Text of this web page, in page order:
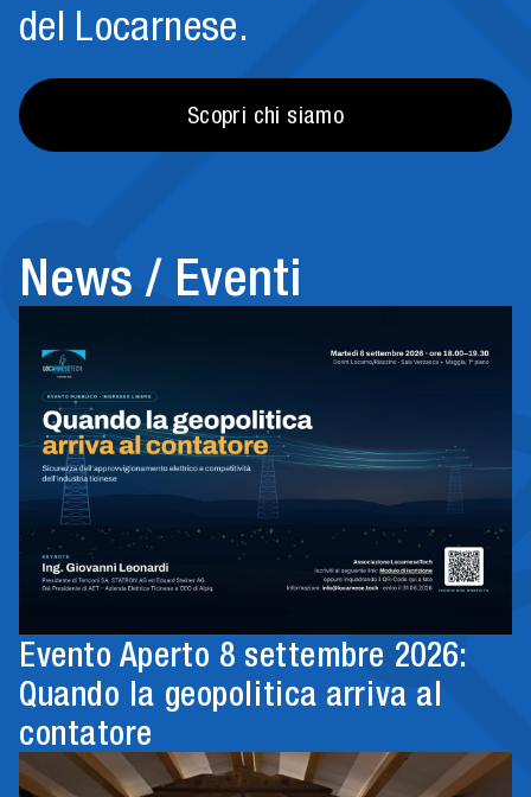
del Locarnese.
Scopri chi siamo
News / Eventi
Evento Aperto 8 settembre 2026:
Quando la geopolitica arriva al
contatore